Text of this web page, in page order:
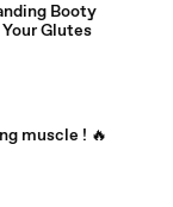
Booty
Glutes
muscle ! 🔥